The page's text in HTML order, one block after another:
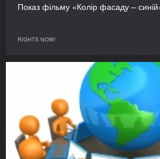
Показ фільму «Колір фасаду –
RIGHTS NOW!